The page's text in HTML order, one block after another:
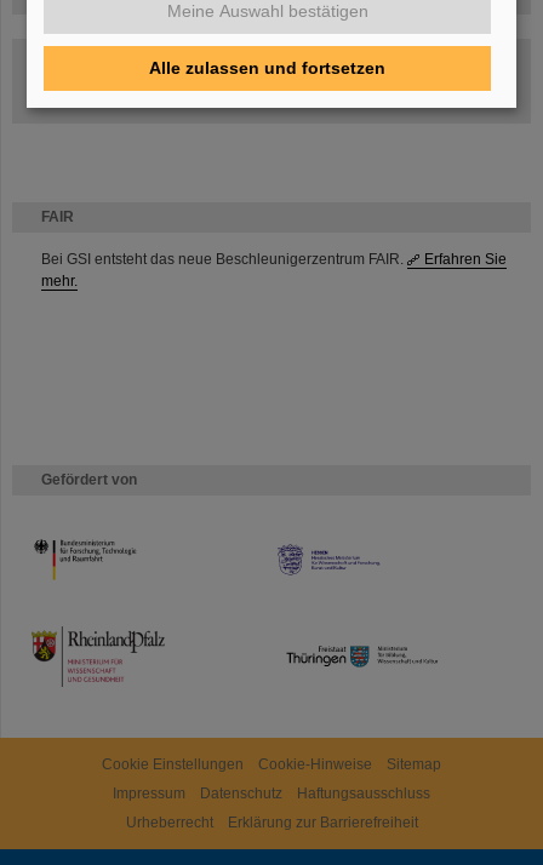
FAIR
Bei GSI entsteht das neue Beschleunigerzentrum FAIR.
Erfahren Sie
mehr.
Gefördert von
HMWK
TMWWDG
GSI-FAIR Kolloquium
Cookie Einstellungen Cookie-Hinweise
Sitemap
Impressum
Datenschutz
Haftungsausschluss
Urheberrecht
Erklärung zur Barrierefreiheit
Meine Auswahl bestätigen
Alle zulassen und fortsetzen